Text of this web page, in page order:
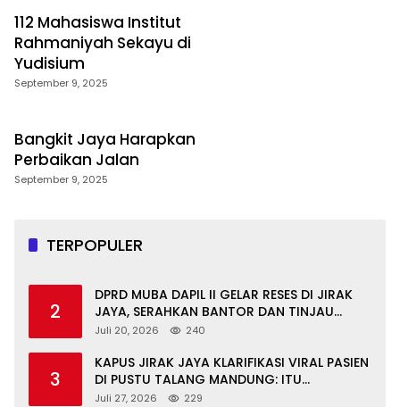
112 Mahasiswa Institut
Rahmaniyah Sekayu di
Yudisium
September 9, 2025
Bangkit Jaya Harapkan
Perbaikan Jalan
September 9, 2025
TERPOPULER
2
DPRD MUBA DAPIL II GELAR RESES DI JIRAK
JAYA, SERAHKAN BANTOR DAN TINJAU
JALAN RUSAK SERTA TPS 3R
Juli 20, 2026 240
3
KAPUS JIRAK JAYA KLARIFIKASI VIRAL PASIEN
DI PUSTU TALANG MANDUNG: ITU
MISKOMUNIKASI
Juli 27, 2026 229